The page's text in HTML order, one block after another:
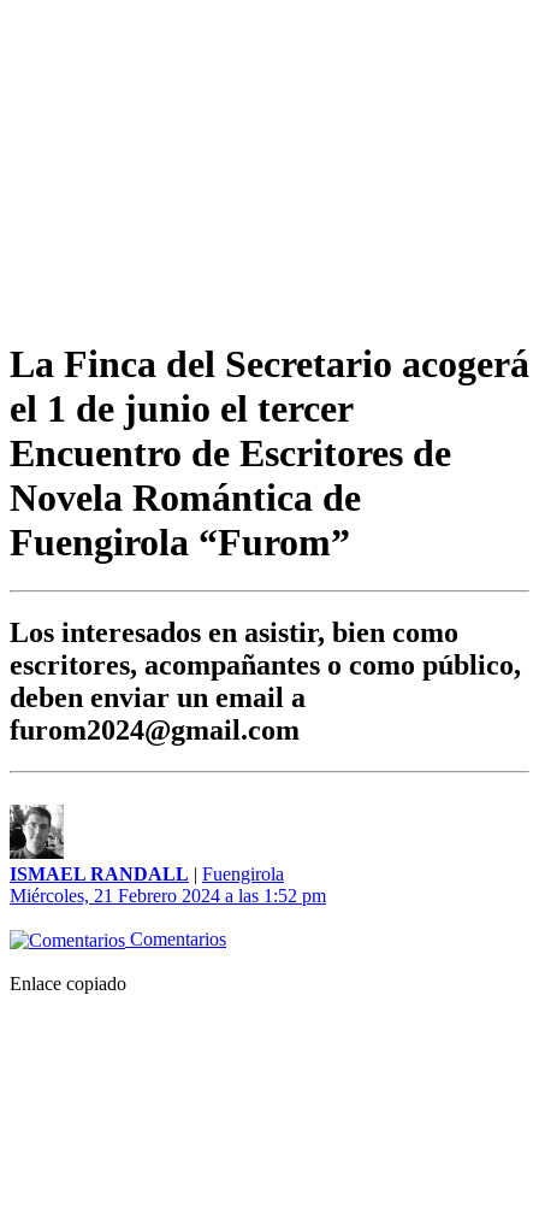
La Finca del Secretario acogerá
el 1 de junio el tercer
Encuentro de Escritores de
Novela Romántica de
Fuengirola “Furom”
Los interesados en asistir, bien como
escritores, acompañantes o como público,
deben enviar un email a
furom2024@gmail.com
ISMAEL RANDALL | Fuengirola
Miércoles, 21 Febrero 2024 a las 1:52 pm
Comentarios
Enlace copiado